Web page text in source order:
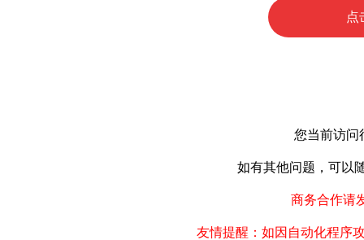
点
您当前访问
如有其他问题，可以
商务合作请
友情提醒：如因自动化程序